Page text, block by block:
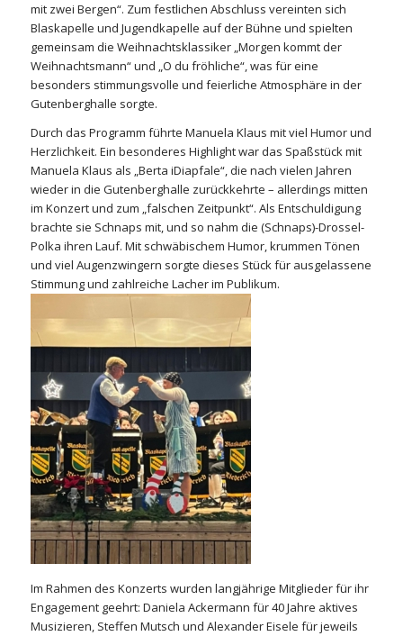
mit zwei Bergen“. Zum festlichen Abschluss vereinten sich
Blaskapelle und Jugendkapelle auf der Bühne und spielten
gemeinsam die Weihnachtsklassiker „Morgen kommt der
Weihnachtsmann“ und „O du fröhliche“, was für eine
besonders stimmungsvolle und feierliche Atmosphäre in der
Gutenberghalle sorgte.
Durch das Programm führte Manuela Klaus mit viel Humor und
Herzlichkeit. Ein besonderes Highlight war das Spaßstück mit
Manuela Klaus als „Berta iDiapfale“, die nach vielen Jahren
wieder in die Gutenberghalle zurückkehrte – allerdings mitten
im Konzert und zum „falschen Zeitpunkt“. Als Entschuldigung
brachte sie Schnaps mit, und so nahm die (Schnaps)-Drossel-
Polka ihren Lauf. Mit schwäbischem Humor, krummen Tönen
und viel Augenzwingern sorgte dieses Stück für ausgelassene
Stimmung und zahlreiche Lacher im Publikum.
Im Rahmen des Konzerts wurden langjährige Mitglieder für ihr
Engagement geehrt: Daniela Ackermann für 40 Jahre aktives
Musizieren, Steffen Mutsch und Alexander Eisele für jeweils